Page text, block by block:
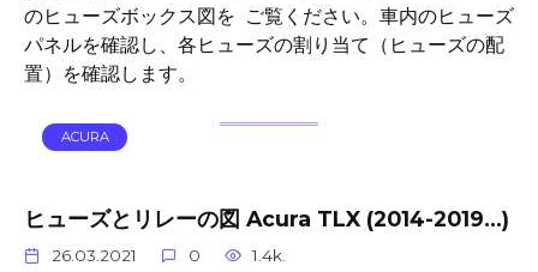
のヒューズボックス図を ご覧ください。車内のヒューズ
パネルを確認し、各ヒューズの割り当て（ヒューズの配
置）を確認します。
ACURA
ヒューズとリレーの図 Acura TLX (2014-2019…)
26.03.2021 0 1.4k.